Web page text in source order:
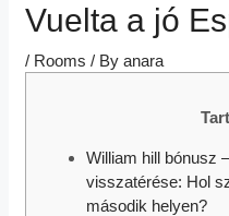
Vuelta a jó
/ Rooms / Byanara
William hill bónusz
visszatérése: Hol
második helyen?